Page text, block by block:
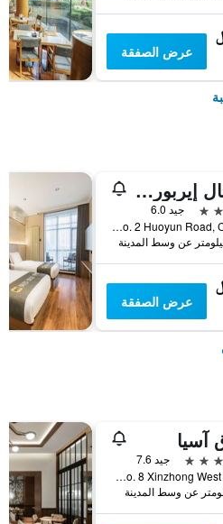
عرض الصفقة
كابيتال إيربورت إنترناشونال هوتل
جيد 6.0
No. 2 Huoyun Road, Capital, بكين, الصين
عرض الصفقة
آسيا
جيد 7.6
No. 8 Xinzhong West Street, بكين, الصين